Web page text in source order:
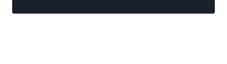
HISTORIA